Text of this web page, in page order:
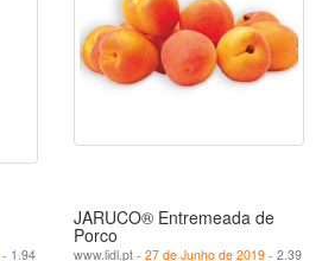
- 1.94
JARUCO® Entremeada de
Porco
www.lidl.pt - 27 de Junho de 2019 - 2.39